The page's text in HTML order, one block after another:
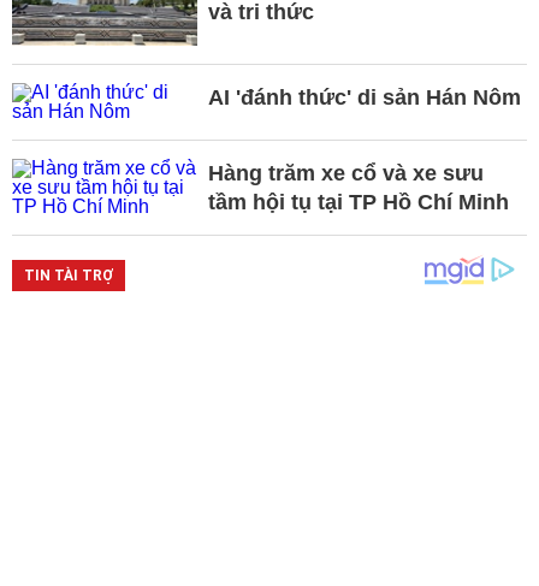
và tri thức
AI 'đánh thức' di sản Hán Nôm
Hàng trăm xe cổ và xe sưu
tầm hội tụ tại TP Hồ Chí Minh